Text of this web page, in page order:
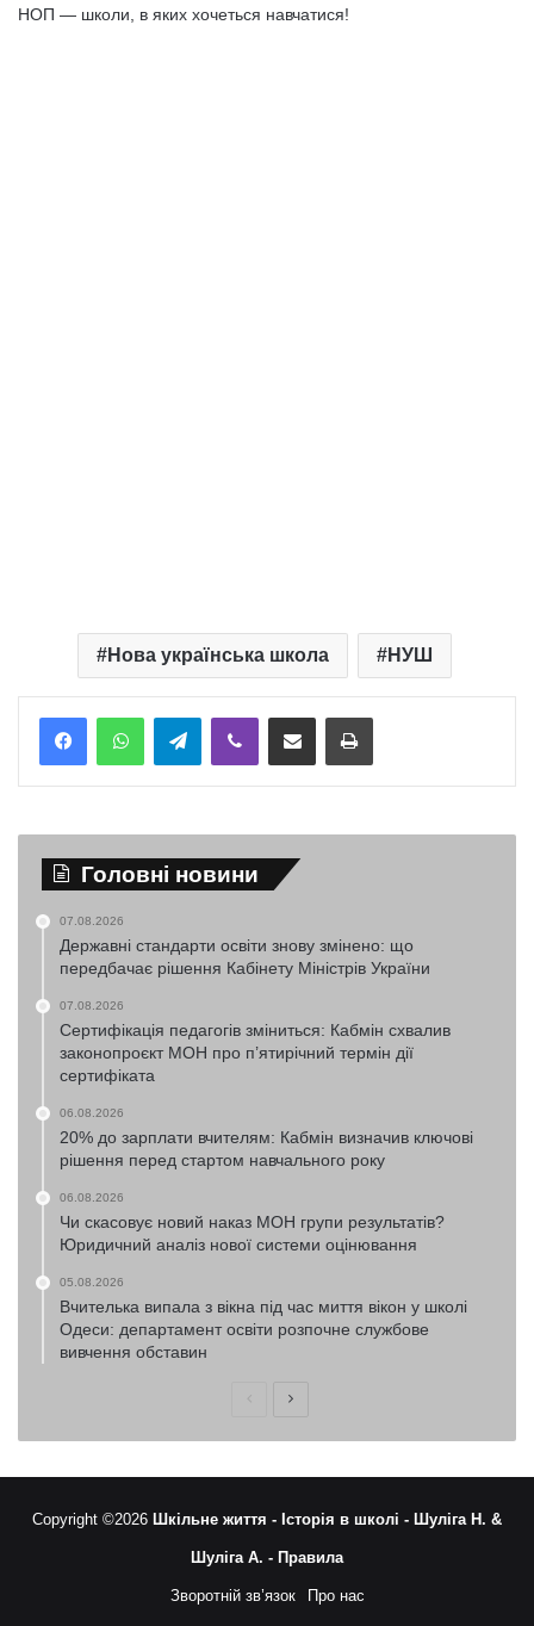
НОП — школи, в яких хочеться навчатися!
Нова українська школа НУШ
TelegramViber Надіслати електронною поштоюНадрукувати
Головні новини
07.08.2026
Державні стандарти освіти знову змінено: що
передбачає рішення Кабінету Міністрів України
07.08.2026
Сертифікація педагогів зміниться: Кабмін схвалив
законопроєкт МОН про п’ятирічний термін дії
сертифіката
06.08.2026
20% до зарплати вчителям: Кабмін визначив ключові
рішення перед стартом навчального року
06.08.2026
Чи скасовує новий наказ МОН групи результатів?
Юридичний аналіз нової системи оцінювання
05.08.2026
Вчителька випала з вікна під час миття вікон у школі
Одеси: департамент освіти розпочне службове
вивчення обставин
ПопередняНаступна
Copyright ©2026 Шкільне життя - Історія в школі - Шуліга Н. &
Шуліга А. - Правила
Зворотній зв’язок Про нас